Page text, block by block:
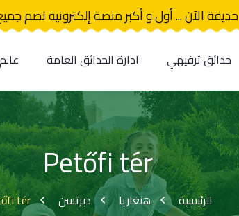
حديقة الآن ... أول و أكبر منصة إلكترونية تضم
حدائق ترفيهي ادارة الحدائق العامة
Petőfi tér
الرئيسية هنغاريا دبرتسن tér